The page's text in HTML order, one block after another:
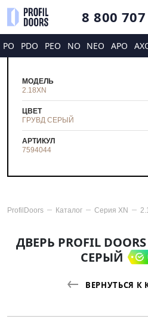
8 800
PO PDO PEO NO NEO APO
МОДЕЛЬ
2.18XN
ЦВЕТ
ГРУВД СЕРЫЙ
АРТИКУЛ
7594044
ProfilDoors Каталог Серия XN
ДВЕРЬ PROFIL
СЕРЫЙ
ВЕРНУТЬСЯ